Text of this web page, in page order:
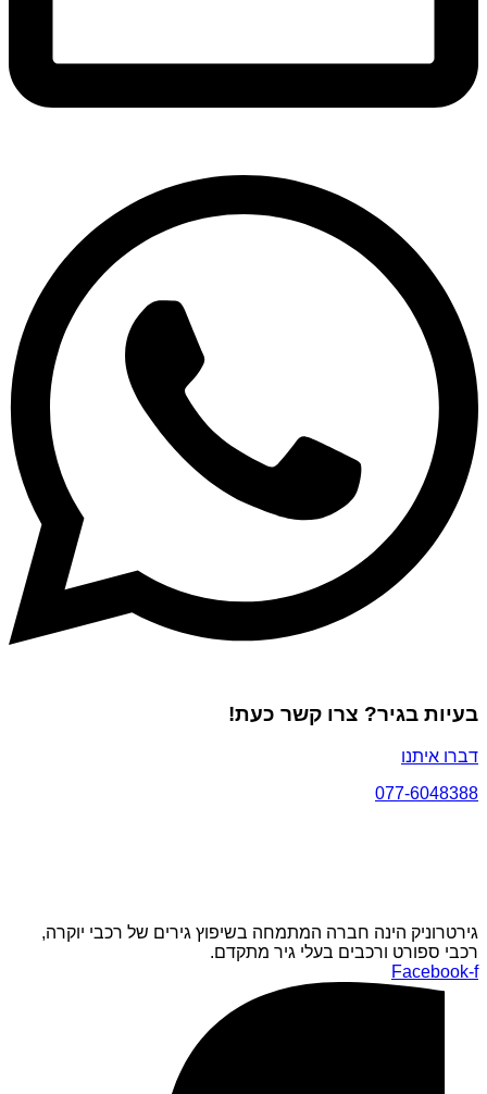
בעיות בגיר? צרו קשר כעת!
דברו איתנו
077-6048388
גירטרוניק הינה חברה המתמחה בשיפוץ גירים של רכבי יוקרה,
רכבי ספורט ורכבים בעלי גיר מתקדם.
Facebook-f